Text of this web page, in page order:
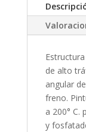
de alto
angular
freno.
a 200° C.
y